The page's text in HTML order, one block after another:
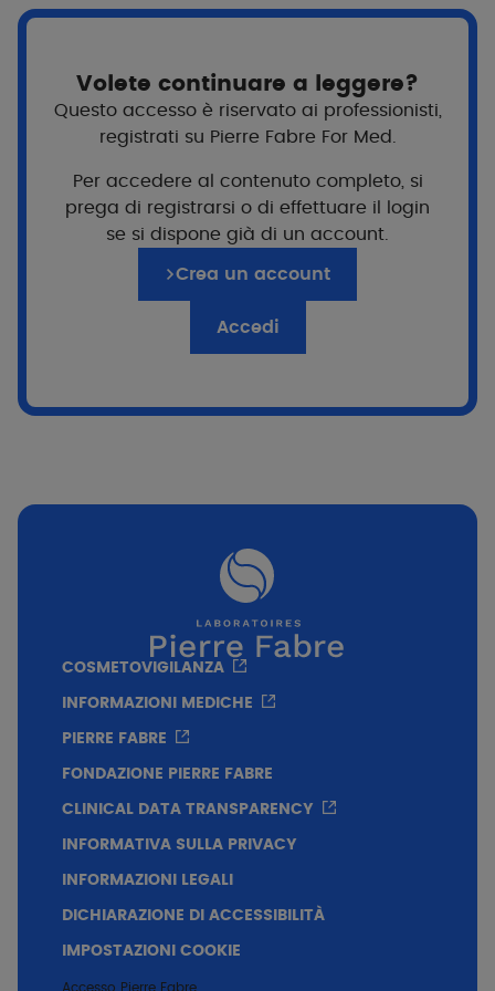
Adolescenti e adulti
Volete continuare a leggere?
Questo accesso è riservato ai professionisti,
registrati su Pierre Fabre For Med.
Per accedere al contenuto completo, si
prega di registrarsi o di effettuare il login
se si dispone già di un account.
Crea un account
Accedi
COSMETOVIGILANZA
INFORMAZIONI MEDICHE
PIERRE FABRE
FONDAZIONE PIERRE FABRE
CLINICAL DATA TRANSPARENCY
INFORMATIVA SULLA PRIVACY
INFORMAZIONI LEGALI
DICHIARAZIONE DI ACCESSIBILITÀ
IMPOSTAZIONI COOKIE
Accesso Pierre Fabre